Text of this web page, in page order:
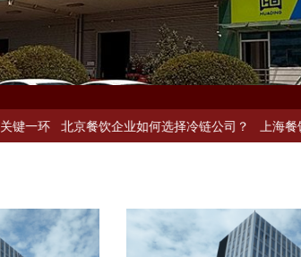
北京餐饮企业如何选择冷链公司？ 上海餐饮连锁加